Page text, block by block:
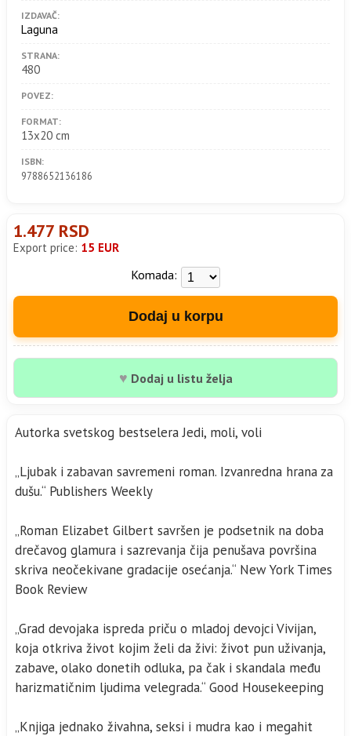
IZDAVAČ:
Laguna
STRANA:
480
POVEZ:
FORMAT:
13x20 cm
ISBN:
9788652136186
1.477 RSD
Export price: 15 EUR
Komada:
Dodaj u korpu
♥ Dodaj u listu želja
Autorka svetskog bestselera Jedi, moli, voli
„Ljubak i zabavan savremeni roman. Izvanredna hrana za
dušu.“ Publishers Weekly
„Roman Elizabet Gilbert savršen je podsetnik na doba
drečavog glamura i sazrevanja čija penušava površina
skriva neočekivane gradacije osećanja.“ New York Times
Book Review
„Grad devojaka ispreda priču o mladoj devojci Vivijan,
koja otkriva život kojim želi da živi: život pun uživanja,
zabave, olako donetih odluka, pa čak i skandala među
harizmatičnim ljudima velegrada.“ Good Housekeeping
„Knjiga jednako živahna, seksi i mudra kao i megahit